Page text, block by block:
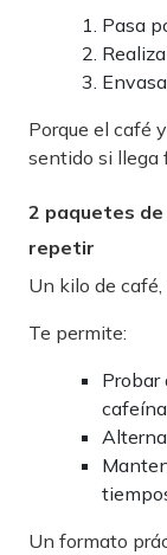
Pasa
Porque el café
sentido si llega
2 paquetes
repetir
Un kilo de
Te permite:
Probar
Un formato